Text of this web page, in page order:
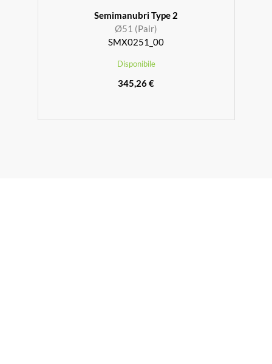
Semimanubri Type 2
Ø51 (Pair)
SMX0251_00
Disponibile
345,26 €